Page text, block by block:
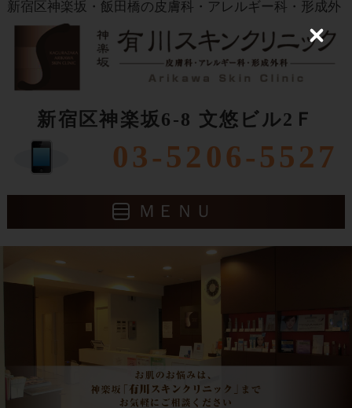
新宿区神楽坂・飯田橋の皮膚科・アレルギー科・形成外
科 有川スキンクリニック
新宿区神楽坂6-8 文悠ビル2Ｆ
03-5206-5527
ＭＥＮＵ
Close